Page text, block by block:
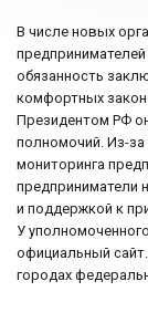
В числе новых
обязанность
комфортных
Президентом РФ
полномочий. Из-за
мониторинга
предприниматели
и поддержкой к
У
официальный сайт.
городах